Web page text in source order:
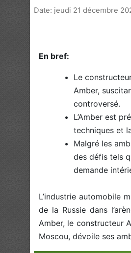
Date: jeudi 21 décembre
En bref:
Le
Amber,
controversé.
L’Amber est
techniques et
Malgré les
des défis tels
demande
L’industrie automobile
de la Russie dans
Amber, le constructeur
Moscou, dévoile ses